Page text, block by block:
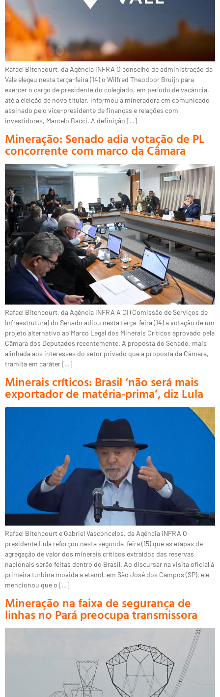
Rafael Bitencourt, da Agência iNFRA O conselho de administração da
Vale elegeu nesta terça-feira (14) o Wilfred Theodoor Bruijn para
exercer o cargo de presidente do colegiado, em período de vacância,
até a eleição de novo titular, informou a mineradora em comunicado
assinado pelo vice-presidente de finanças e relações com
investidores, Marcelo Bacci. A definição […]
Mineração: Senado adia votação de PL
concorrente com marco da Câmara
Rafael Bitencourt, da Agência iNFRA A CI (Comissão de Serviços de
Infraestrutura) do Senado adiou nesta terça-feira (14) a votação de um
projeto alternativo ao Marco Legal dos Minerais Críticos aprovado pela
Câmara dos Deputados recentemente. A proposta do Senado, mais
alinhada aos interesses do setor privado que a proposta da Câmara,
tramita em caráter […]
Minerais críticos: Brasil ‘não será mais
exportador de matéria-prima’, diz Lula
Rafael Bitencourt e Gabriel Vasconcelos, da Agência iNFRA O
presidente Lula reforçou nesta segunda-feira (15) que as etapas de
agregação de valor dos minerais críticos extraídos das reservas
nacionais serão feitas dentro do Brasil. Ao discursar na visita oficial à
primeira turbina movida a etanol, em São José dos Campos (SP), ele
mencionou que o […]
Mineração na faixa de segurança de
linhas no Pará preocupa transmissora